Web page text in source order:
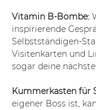
Vitamin B-Bombe:
inspirierende
Selbstständigen-
Visitenkarten und
sogar deine
Kummerkasten für
eigener Boss ist,